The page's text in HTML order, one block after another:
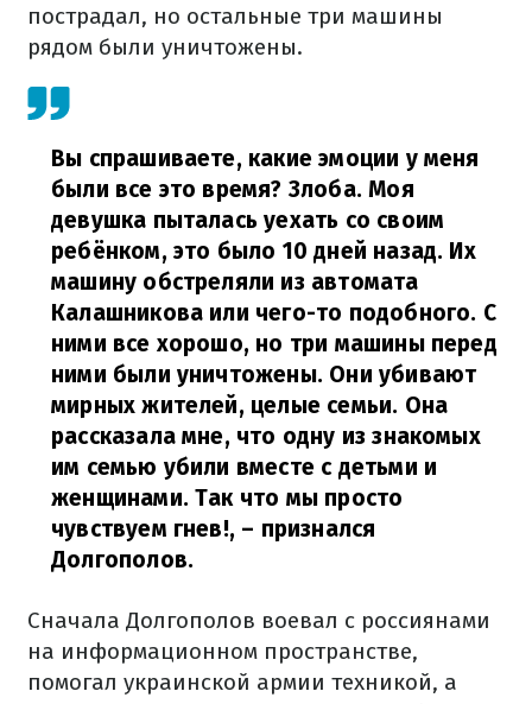
пострадал, но остальные три машины
рядом были уничтожены.
Вы спрашиваете, какие эмоции у меня
были все это время? Злоба. Моя
девушка пыталась уехать со своим
ребёнком, это было 10 дней назад. Их
машину обстреляли из автомата
Калашникова или чего-то подобного. С
ними все хорошо, но три машины перед
ними были уничтожены. Они убивают
мирных жителей, целые семьи. Она
рассказала мне, что одну из знакомых
им семью убили вместе с детьми и
женщинами. Так что мы просто
чувствуем гнев!, – признался
Долгополов.
Сначала Долгополов воевал с россиянами
на информационном пространстве,
помогал украинской армии техникой, а